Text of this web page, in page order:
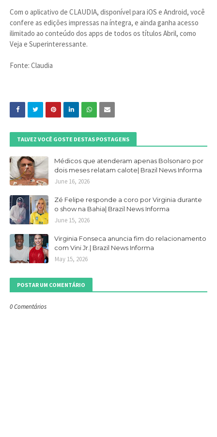
Com o aplicativo de CLAUDIA, disponível para iOS e Android, você
confere as edições impressas na íntegra, e ainda ganha acesso
ilimitado ao conteúdo dos apps de todos os títulos Abril, como
Veja e Superinteressante.
Fonte: Claudia
TALVEZ VOCÊ GOSTE DESTAS POSTAGENS
Médicos que atenderam apenas Bolsonaro por
dois meses relatam calote| Brazil News Informa
June 16, 2026
Zé Felipe responde a coro por Virginia durante
o show na Bahia| Brazil News Informa
June 15, 2026
Virginia Fonseca anuncia fim do relacionamento
com Vini Jr.| Brazil News Informa
May 15, 2026
POSTAR UM COMENTÁRIO
0 Comentários